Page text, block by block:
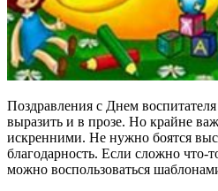
Поздравления с Днем
выразить и в прозе. Но крайне
искренними. Не нужно боятся
благодарность. Если сложно что-
можно воспользоваться